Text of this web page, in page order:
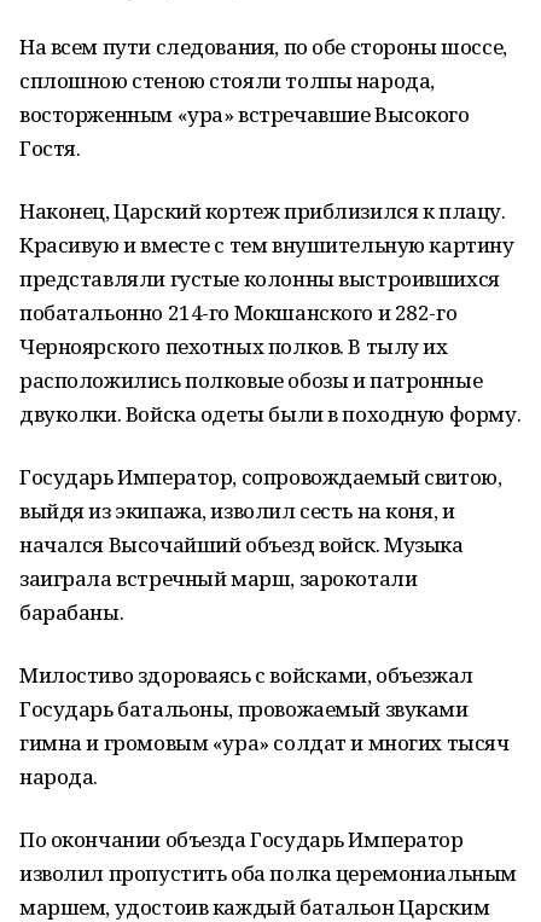
На всем пути следования, по обе стороны шоссе,
сплошною стеною стояли толпы народа,
восторженным «ура» встречавшие Высокого
Гостя.
Наконец, Царский кортеж приблизился к плацу.
Красивую и вместе с тем внушительную картину
представляли густые колонны выстроившихся
побатальонно 214-го Мокшанского и 282-го
Черноярского пехотных полков. В тылу их
расположились полковые обозы и патронные
двуколки. Войска одеты были в походную форму.
Государь Император, сопровождаемый свитою,
выйдя из экипажа, изволил сесть на коня, и
начался Высочайший объезд войск. Музыка
заиграла встречный марш, зарокотали
барабаны.
Милостиво здороваясь с войсками, объезжал
Государь батальоны, провожаемый звуками
гимна и громовым «ура» солдат и многих тысяч
народа.
По окончании объезда Государь Император
изволил пропустить оба полка церемониальным
маршем, удостоив каждый батальон Царским